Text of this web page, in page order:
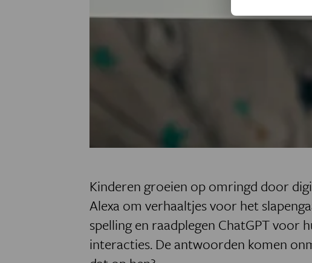
Kinderen groeien op omringd door
Alexa om verhaaltjes voor het
spelling en raadplegen ChatGPT voor
interacties. De antwoorden komen